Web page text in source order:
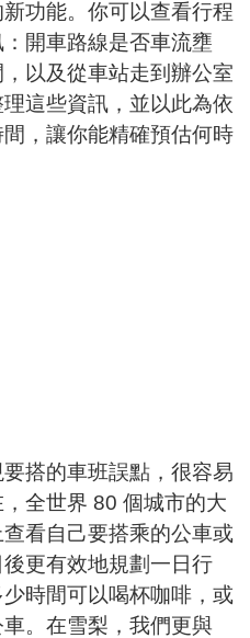
功能。你可以查看行程
開車路線是否車流壅
以及從車站走到辦公室
這些資訊，並以此為依
，讓你能精確預估何時
搭的車班誤點，很容易
全世界 80 個城市的大
看自己要搭乘的公車或
更有效地規劃一日行
時間可以喝杯咖啡，或
。在雪梨，我們更與